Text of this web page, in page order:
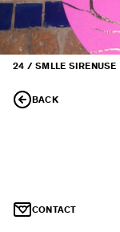
24 / SMLLE SIRENUSE
BACK
CONTACT